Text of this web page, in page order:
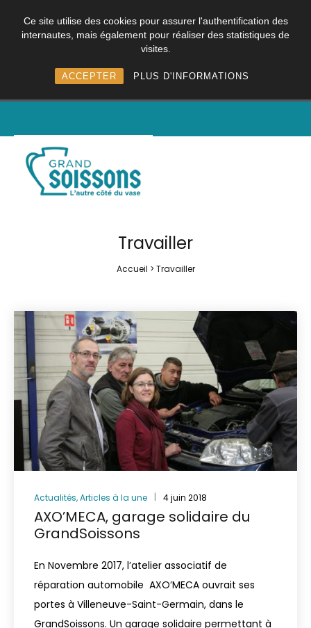
Ce site utilise des cookies pour assurer l'authentification des
internautes, mais également pour réaliser des statistiques de
visites.
ACCEPTER PLUS D'INFORMATIONS
Travailler
Accueil > Travailler
Actualités,Articles à la une 4 juin 2018
AXO’MECA, garage solidaire du
GrandSoissons
En Novembre 2017, l’atelier associatif de
réparation automobile AXO’MECA ouvrait ses
portes à Villeneuve-Saint-Germain, dans le
GrandSoissons. Un garage solidaire permettant à